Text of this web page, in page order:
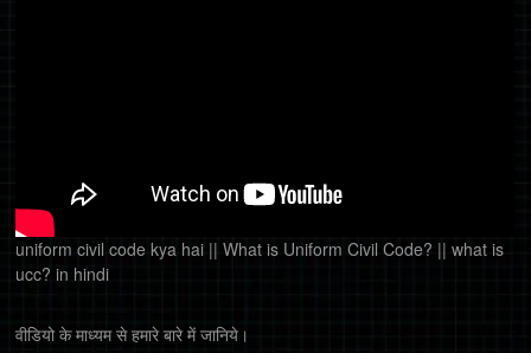
uniform civil code kya hai || What is Uniform Civil Code? || what is
ucc? in hindi
वीडियो के माध्यम से हमारे बारे में जानिये।